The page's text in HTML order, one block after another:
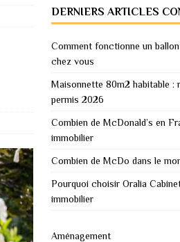
DERNIERS ARTICLES
Comment fonctionne un
chez vous
Maisonnette 80m2 habitable :
permis 2026
Combien de McDonald’s en
immobilier
Combien de McDo dans le
Pourquoi choisir Oralia
immobilier
Aménagement